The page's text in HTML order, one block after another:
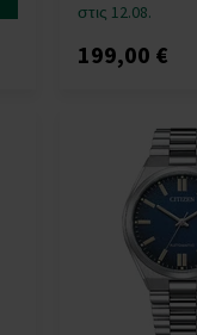
στις 12.08.
199,00 €